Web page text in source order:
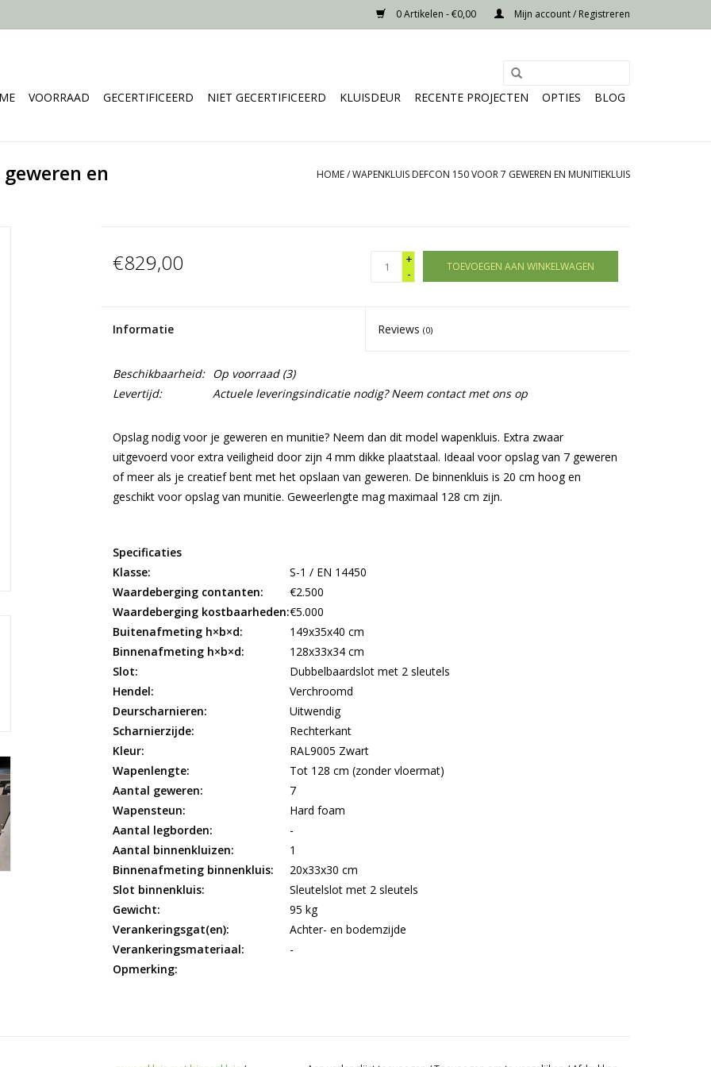
0 Artikelen - €0,00 Mijn account / Registreren
VOORRAAD GECERTIFICEERD NIET GECERTIFICEERD KLUISDEUR RECENTE PROJECTEN OPTIES BLOG
en HOME/WAPENKLUIS DEFCON 150 VOOR 7 GEWEREN EN MUNITIEKLUIS
€829,00
+
-
TOEVOEGEN AAN WINKELWAGEN
Informatie Reviews(0)
Beschikbaarheid: Op voorraad(3)
Levertijd:
Actuele leveringsindicatie nodig? Neem contact met ons op
Opslag nodig voor je geweren en munitie? Neem dan dit model wapenkluis. Extra zwaar
uitgevoerd voor extra veiligheid door zijn 4 mm dikke plaatstaal. Ideaal voor opslag van 7 geweren
of meer als je creatief bent met het opslaan van geweren. De binnenkluis is 20 cm hoog en
geschikt voor opslag van munitie. Geweerlengte mag maximaal 128 cm zijn.
Specificaties
Klasse:
S-1 / EN 14450
Waardeberging contanten:
€2.500
Waardeberging kostbaarheden:€5.000
Buitenafmeting h×b×d:
149x35x40 cm
Binnenafmeting h×b×d:
128x33x34 cm
Slot:
Dubbelbaardslot met 2 sleutels
Hendel:
Verchroomd
Deurscharnieren:
Uitwendig
Scharnierzijde:
Rechterkant
Kleur:
RAL9005 Zwart
Wapenlengte:
Tot 128 cm (zonder vloermat)
Aantal geweren:
7
Wapensteun:
Hard foam
Aantal legborden:
-
Aantal binnenkluizen:
1
Binnenafmeting binnenkluis:
20x33x30 cm
Slot binnenkluis:
Sleutelslot met 2 sleutels
Gewicht:
95 kg
Verankeringsgat(en):
Achter- en bodemzijde
Verankeringsmateriaal:
-
Opmerking: